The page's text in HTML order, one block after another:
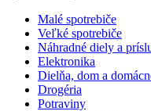
Malé spotrebiče
Veľké spotrebiče
Náhradné diely a
Elektronika
Dielňa, dom a
Drogéria
Potraviny